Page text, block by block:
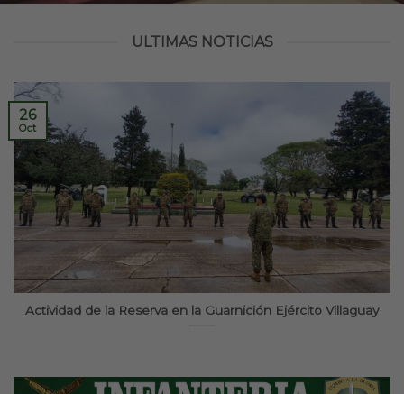
ULTIMAS NOTICIAS
Actividad de la Reserva en la Guarnición Ejército Villaguay
26
Oct